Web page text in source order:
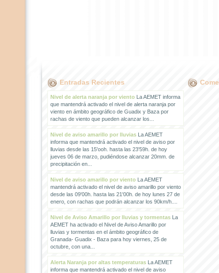
Entradas Recientes
Nivel de alerta naranja por vientoLa AEMET informa
que mantendrá activado el nivel de alerta naranja por
viento en ámbito geográfico de Guadix y Baza por
rachas de viento que pueden alcanzar los...
Nivel de aviso amarillo por lluviasLa AEMET
informa que mantendrá activado el nivel de aviso por
lluvias desde las 15'ooh. hasta las 23'59h. de hoy
jueves 06 de marzo, pudiéndose alcanzar 20mm. de
precipitación en...
Nivel de aviso amarillo por vientoLa AEMET
mantendrá activado el nivel de aviso amarillo por viento
desde las 09'00h. hasta las 21'00h. de hoy lunes 27 de
enero, con rachas que podrán alcanzar los 90km/h....
Nivel de Aviso Amarillo por lluvias y tormentasLa
AEMET ha activado el Nivel de Aviso Amarillo por
lluvias y tormentas en el ámbito geográfico de
Granada- Guadix - Baza para hoy viernes, 25 de
octubre, con una...
Alerta Naranja por altas temperaturasLa AEMET
informa que mantendrá activado el nivel de aviso